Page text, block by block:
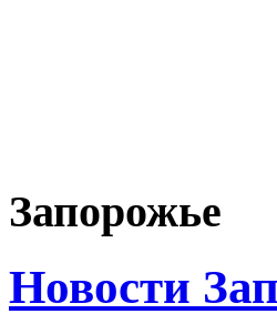
Запорожье
Новости